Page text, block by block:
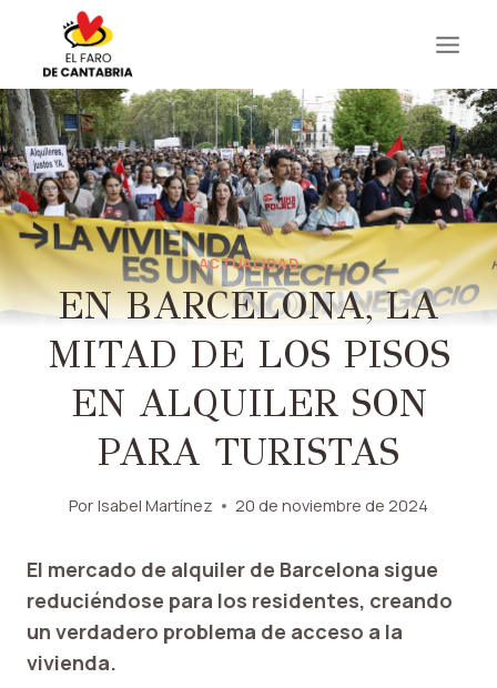
contenido
ACTUALIDAD
EN BARCELONA, ​​LA
MITAD DE LOS PISOS
EN ALQUILER SON
PARA TURISTAS
Por Isabel Martínez 20 de noviembre de 2024
El mercado de alquiler de Barcelona sigue
reduciéndose para los residentes, creando
un verdadero problema de acceso a la
vivienda.